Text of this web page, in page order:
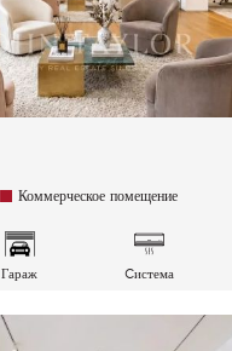
Коммерческое помещение
Гараж
Cистема